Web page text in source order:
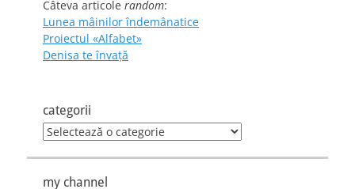
Câteva articole random:
Lunea mâinilor îndemânatice
Proiectul «Alfabet»
Denisa te învaţă
categorii
categorii
my channel